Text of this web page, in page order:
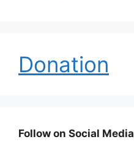
Donation
Follow on Social Media